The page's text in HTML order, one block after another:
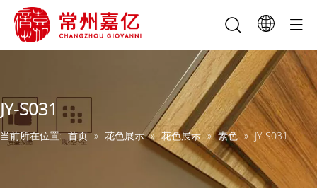
JY-S031
当前所在位置: 首页 » 花色展示 » 花色展示 » 素色 » JY-S031